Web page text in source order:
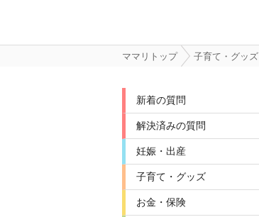
ママリトップ 子育て・グッズ
新着の質問
解決済みの質問
妊娠・出産
子育て・グッズ
お金・保険